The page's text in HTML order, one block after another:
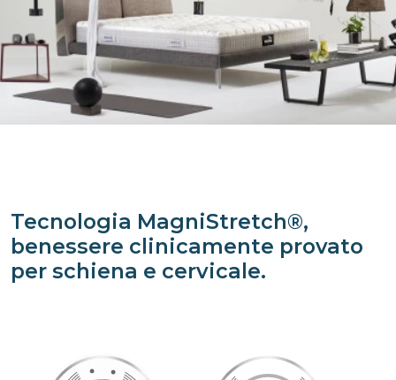
Tecnologia MagniStretch®,
benessere clinicamente provato
per schiena e cervicale.